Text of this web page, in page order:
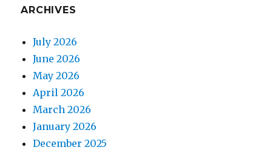
รับ
ตั้ง
ดำรง
ตำแหน่ง
ที่
ขึ้น
เจ้า
หน้าที่
ARCHIVES
July 2026
June 2026
May 2026
April 2026
March 2026
January 2026
December 2025